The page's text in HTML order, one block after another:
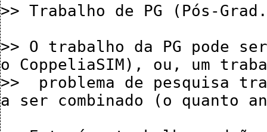
>> Trabalho de PG (Pós-
>> O trabalho da PG pode
o CoppeliaSIM), ou, um
>>  problema de pesquisa
a ser combinado (o quanto